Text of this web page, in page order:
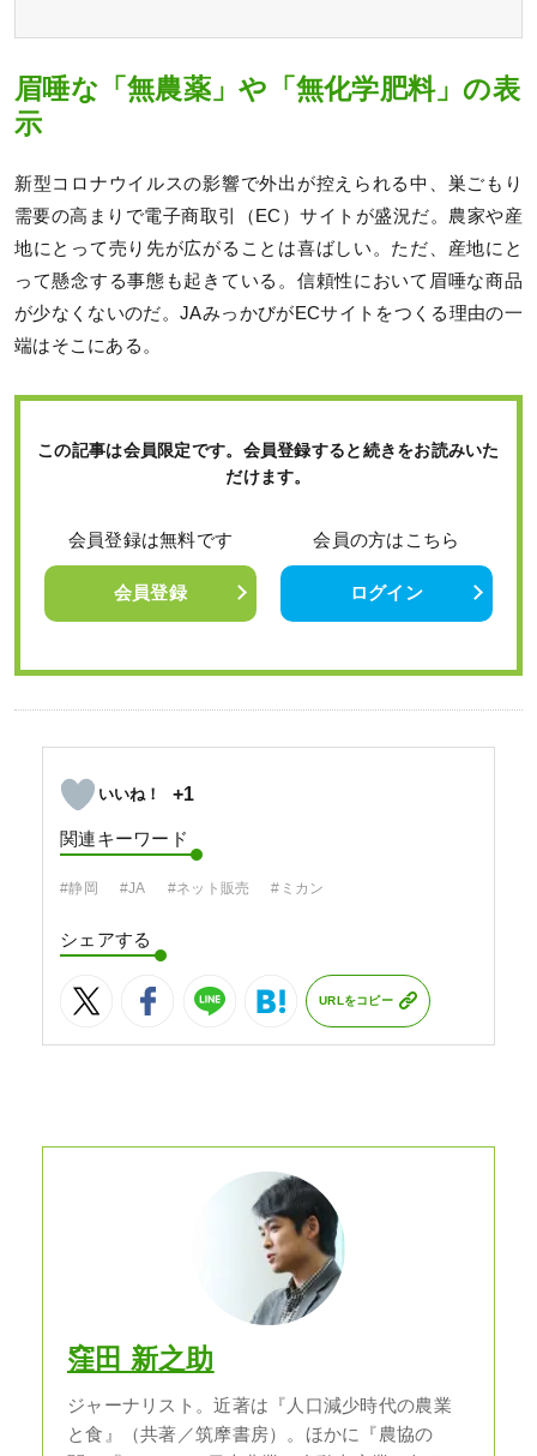
眉唾な「無農薬」や「無化学肥料」の表
示
新型コロナウイルスの影響で外出が控えられる中、巣ごもり
需要の高まりで電子商取引（EC）サイトが盛況だ。農家や産
地にとって売り先が広がることは喜ばしい。ただ、産地にと
って懸念する事態も起きている。信頼性において眉唾な商品
が少なくないのだ。JAみっかびがECサイトをつくる理由の一
端はそこにある。
この記事は会員限定です。会員登録すると続きをお読みいた
だけます。
会員登録は無料です
会員登録
会員の方はこちら
ログイン
+1
関連キーワード
#静岡 #JA #ネット販売 #ミカン
シェアする
URLをコピー
窪田 新之助
ジャーナリスト。近著は『人口減少時代の農業
と食』（共著／筑摩書房）。ほかに『農協の